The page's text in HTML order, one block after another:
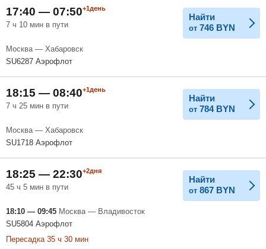
17:40 — 07:50+1день
7 ч 10 мин в пути
Найти
от 746 BYN
Москва — Хабаровск
SU6287 Аэрофлот
18:15 — 08:40+1день
7 ч 25 мин в пути
Найти
от 784 BYN
Москва — Хабаровск
SU1718 Аэрофлот
18:25 — 22:30+2дня
45 ч 5 мин в пути
Найти
от 867 BYN
18:10 — 09:45 Москва — Владивосток
SU5804 Аэрофлот
Пересадка 35 ч 30 мин